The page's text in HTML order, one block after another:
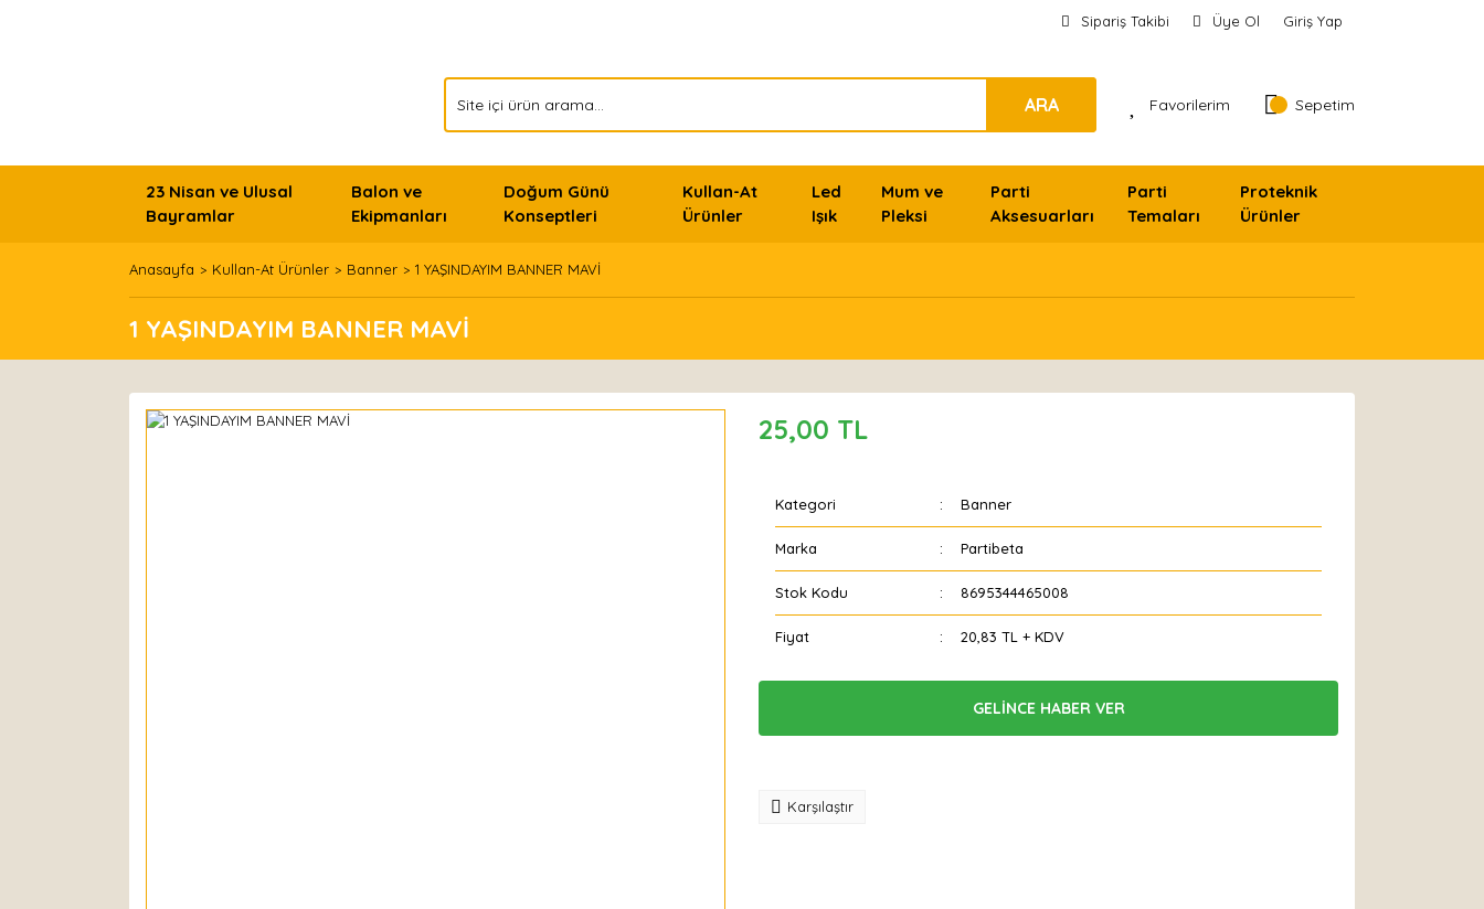
Sipariş Takibi Üye Ol Giriş Yap
ARA Favorilerim Sepetim
23 Nisan ve Ulusal
Bayramlar
Balon ve
Ekipmanları
Doğum Günü
Konseptleri
Kullan-At
Ürünler
Led
Işık
Mum ve
Pleksi
Parti
Aksesuarları
Parti
Temaları
Proteknik
Ürünler
Anasayfa Kullan-At Ürünler Banner 1 YAŞINDAYIM BANNER MAVİ
1 YAŞINDAYIM BANNER MAVİ
25,00 TL
Kategori Banner
Marka Partibeta
Stok Kodu 8695344465008
Fiyat 20,83 TL + KDV
GELİNCE HABER VER
Karşılaştır